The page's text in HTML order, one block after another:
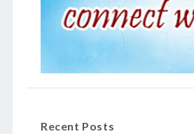
Recent Posts